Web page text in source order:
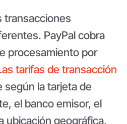
transacciones
PayPal cobra
procesamiento por
tarifas de transacción
según la tarjeta de
el banco emisor, el
ubicación geográfica,